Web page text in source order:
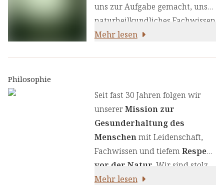
uns zur Aufgabe gemacht, unser
naturheilkundliches Fachwissen
und unsere Erfahrung mit den
Wir legen großen Wert auf
einen genauen Auswahlprozess
unserer Inhaltsstoffe, um Ihnen
sorgfältig zusammengestellte
Produkte zu liefern. Wir nutzen
die Kraft von Kräutern,
Pflanzenstoffen und anderen
Mehr lesen
Philosophie
Seit fast 30 Jahren folgen wir
unsererMission zur
Gesunderhaltung des
Menschenmit Leidenschaft,
Fachwissen und tiefemRespekt
vor der Natur . Wir sind stolz
darauf,naturreine Produkte
Mehr lesen